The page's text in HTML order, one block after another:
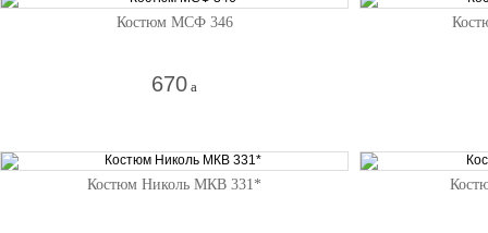
Костюм МСФ 346
670 a
Костюм Николь МКВ 331*